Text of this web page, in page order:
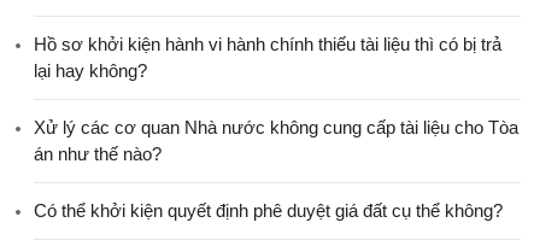
Hồ sơ khởi kiện hành vi hành chính thiếu tài liệu thì có bị trả
lại hay không?
Xử lý các cơ quan Nhà nước không cung cấp tài liệu cho Tòa
án như thế nào?
Có thể khởi kiện quyết định phê duyệt giá đất cụ thể không?